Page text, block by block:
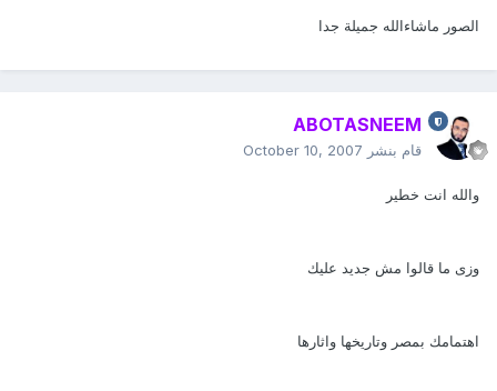
الصور ماشاءالله جميلة جدا
ABOTASNEEM
قام بنشر October 10, 2007
والله انت خطير
وزى ما قالوا مش جديد عليك
اهتمامك بمصر وتاريخها واثارها